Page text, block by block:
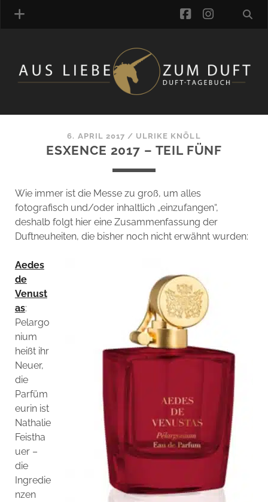
MANUFAKTUREN
DUFTNOTEN
SCHLAGWORTE
LINK-SAMMLUNG
ARTIKEL-ARCHIV
DAS ALZD-TEAM
facebook
6. APRIL 2017 / ULRIKE KNÖLL
ESXENCE 2017 – TEIL FÜNF
Wie immer ist die Messe zu groß, um alles
fotografisch und/oder inhaltlich „einzufangen“,
deshalb folgt hier eine Zusammenfassung der
Duftneuheiten, die bisher noch nicht erwähnt wurden:
Aedes
de
Venust
as:
Pelargo
nium
heißt ihr
Neuer,
die
Parfüm
eurin ist
Nathalie
Feistha
uer –
die
Ingredie
nzen